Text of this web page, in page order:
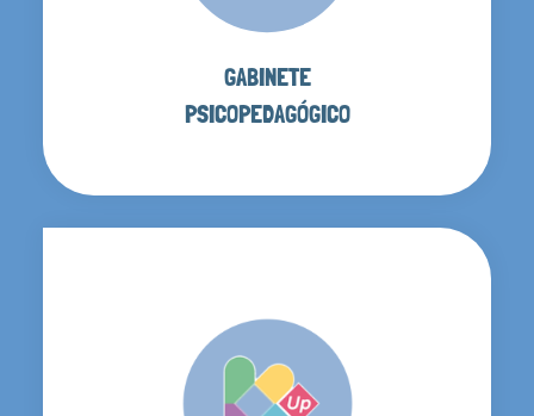
GABINETE
PSICOPEDAGÓGICO